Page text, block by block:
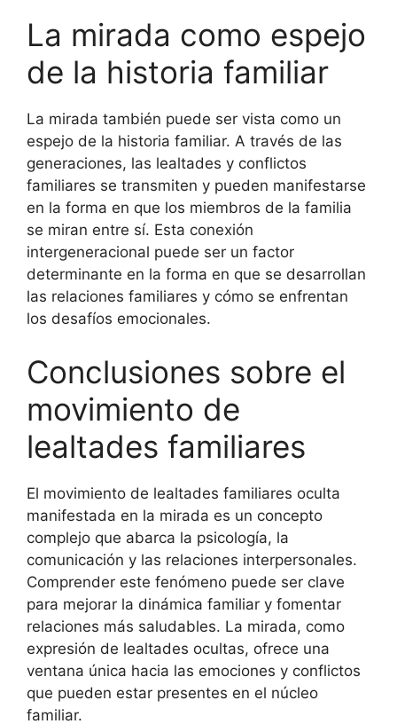
La mirada como espejo
de la historia familiar
La mirada también puede ser vista como un
espejo de la historia familiar. A través de las
generaciones, las lealtades y conflictos
familiares se transmiten y pueden manifestarse
en la forma en que los miembros de la familia
se miran entre sí. Esta conexión
intergeneracional puede ser un factor
determinante en la forma en que se desarrollan
las relaciones familiares y cómo se enfrentan
los desafíos emocionales.
Conclusiones sobre el
movimiento de
lealtades familiares
El movimiento de lealtades familiares oculta
manifestada en la mirada es un concepto
complejo que abarca la psicología, la
comunicación y las relaciones interpersonales.
Comprender este fenómeno puede ser clave
para mejorar la dinámica familiar y fomentar
relaciones más saludables. La mirada, como
expresión de lealtades ocultas, ofrece una
ventana única hacia las emociones y conflictos
que pueden estar presentes en el núcleo
familiar.